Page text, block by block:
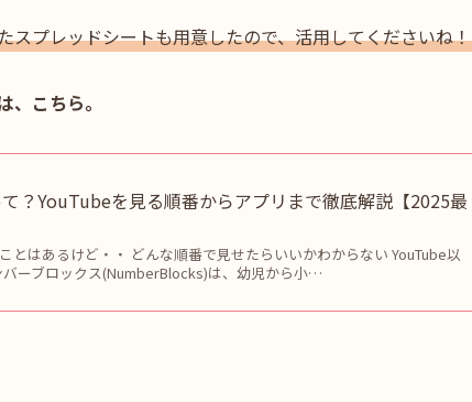
スプレッドシートも用意したので、活用してくださいね！
こちら。
？YouTubeを見る順番からアプリまで徹底解説【2025最
とはあるけど・・ どんな順番で見せたらいいかわからない YouTube以
ーブロックス(NumberBlocks)は、幼児から小…